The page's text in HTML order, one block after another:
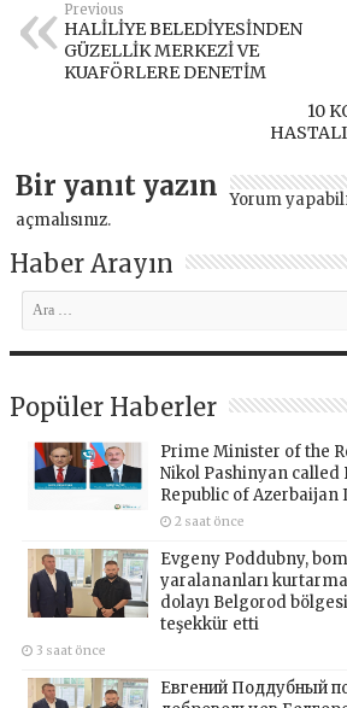
Previous
HALİLİYE BELEDİYESİNDEN
GÜZELLİK MERKEZİ VE
KUAFÖRLERE DENETİM
10
Bir yanıt yazın Yorum
açmalısınız.
Haber Arayın
Popüler Haberler
Prime Minister of the
Nikol Pashinyan called
Republic of Azerbaijan
2 saat önce
Evgeny Poddubny,
yaralananları
dolayı Belgorod
teşekkür etti
3 saat önce
Евгений Поддубный